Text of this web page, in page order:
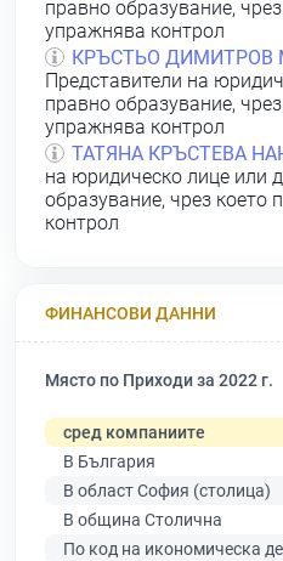
правно образувание,
упражнява контрол
КРЪСТЬО ДИМИТРОВ
Представители на
правно образувание,
упражнява контрол
ТАТЯНА КРЪСТЕВА
на юридическо лице или
образувание, чрез което
контрол
ФИНАНСОВИ ДАННИ
Място по Приходи за 2022 г.
сред компаниите
В България
В област София (столица)
В община Столична
По код на икономическа